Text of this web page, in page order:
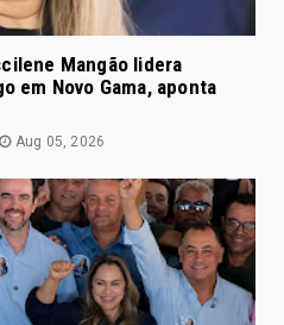
Mangão lidera
em Novo Gama, aponta
Aug 05, 2026